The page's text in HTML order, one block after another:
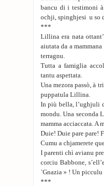
bancu di i testimoni
ochji, spinghjesi u so
***
Lillina era nata
aiutata da a
terragnu.
Tutta a famiglia
tantu aspettata.
Una mezora passò, à
puppatula Lillina.
In più bella, l’ughjuli
mondu. Una seconda
mamma acciaccata. A
Duie! Duie pare pare!
Cumu a chjamerete
I parenti chì avianu
corciu Babbone,
`Gnazia » ! Un picculu
***